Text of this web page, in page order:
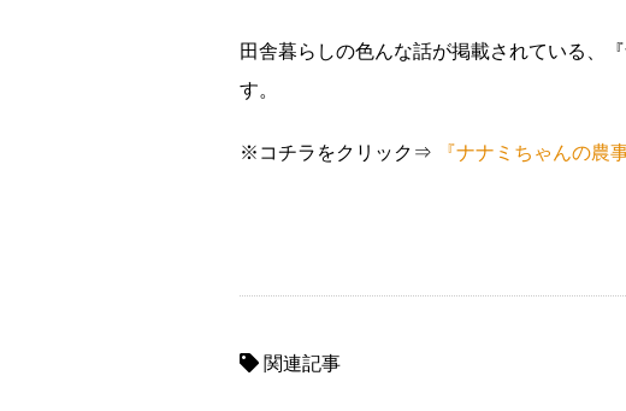
田舎暮らしの色んな話が掲載されている、
す。
※コチラをクリック⇒ 『ナナミちゃんの農
関連記事